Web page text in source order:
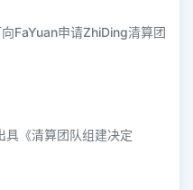
FaYuan申请ZhiDing清算团
具《清算团队组建决定